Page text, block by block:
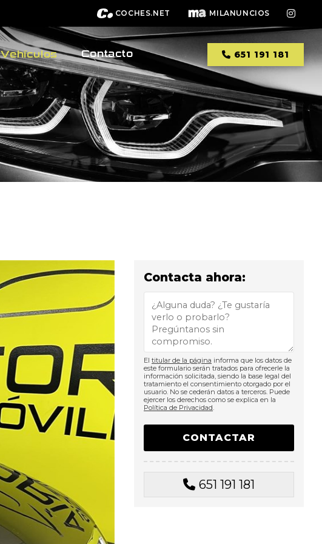
COCHES.NET MILANUNCIOS
Vehículos Contacto 651 191 181
Contacta ahora:
El titular de la página informa que los datos de
este formulario serán tratados para ofrecerle la
información solicitada, siendo la base legal del
tratamiento el consentimiento otorgado por el
usuario. No se cederán datos a terceros. Puede
ejercer los derechos como se explica en la
Política de Privacidad.
651 191 181